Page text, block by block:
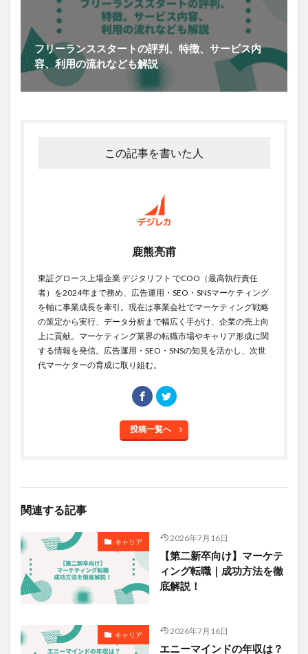
フリーランススタートの評判、特徴、サービス内
容、利用の流れなども解説
この記事を書いた人
鹿熊亮甫
東証グロース上場企業 デジタリフト でCOO（最高執行責任
者）を2024年まで務め、広告運用・SEO・SNSマーケティング
を軸に事業成長を牽引。現在は事業会社でマーケティング戦略
の策定から実行、データ分析まで幅広く手がけ、企業の売上向
上に貢献。マーケティング業界の転職市場やキャリア形成に関
する情報を発信。広告運用・SEO・SNSの知見を活かし、次世
代マーケターの育成に取り組む。
投稿一覧へ
関連する記事
キャリア 2026年7月16日
【第二新卒向け】マーケテ
ィング転職｜成功方法を徹
底解説！
キャリア 2026年7月16日
エニーマインドの年収は？